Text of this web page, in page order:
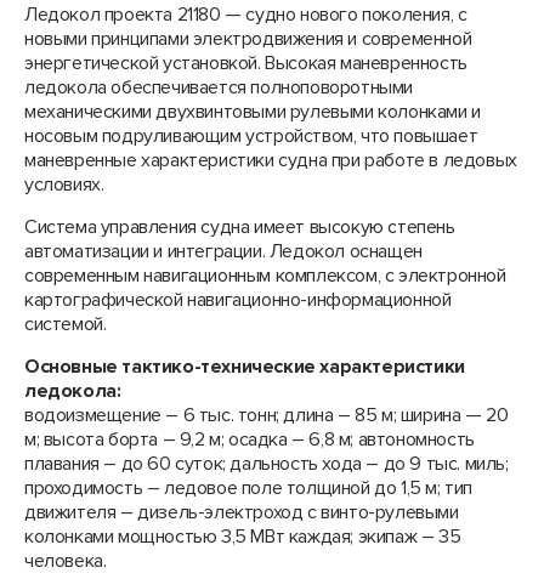
Ледокол проекта 21180 — судно нового поколения, с
новыми принципами электродвижения и современной
энергетической установкой. Высокая маневренность
ледокола обеспечивается полноповоротными
механическими двухвинтовыми рулевыми колонками и
носовым подруливающим устройством, что повышает
маневренные характеристики судна при работе в ледовых
условиях.
Система управления судна имеет высокую степень
автоматизации и интеграции. Ледокол оснащен
современным навигационным комплексом, с электронной
картографической навигационно-информационной
системой.
Основные тактико-технические характеристики
ледокола:
водоизмещение – 6 тыс. тонн; длина – 85 м; ширина — 20
м; высота борта – 9,2 м; осадка – 6,8 м; автономность
плавания – до 60 суток; дальность хода – до 9 тыс. миль;
проходимость – ледовое поле толщиной до 1,5 м; тип
движителя – дизель-электроход с винто-рулевыми
колонками мощностью 3,5 МВт каждая; экипаж – 35
человека.